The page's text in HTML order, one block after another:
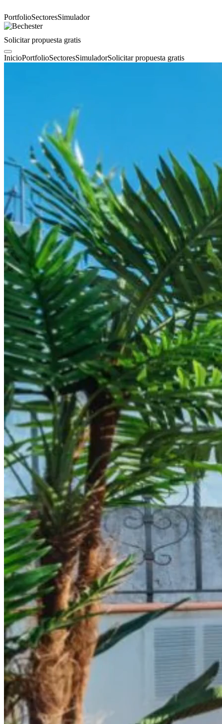
PortfolioSectoresSimulador
Solicitar propuesta gratis
InicioPortfolioSectoresSimuladorSolicitar propuesta gratis